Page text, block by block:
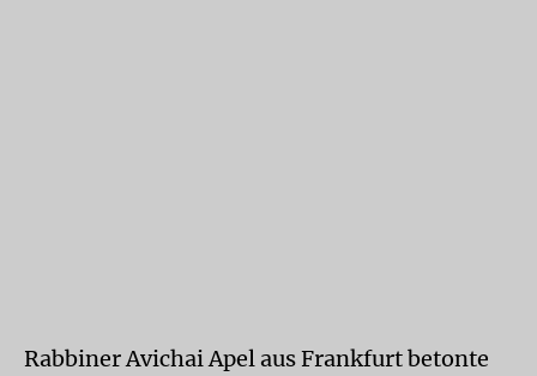
Rabbiner Avichai Apel aus Frankfurt betonte